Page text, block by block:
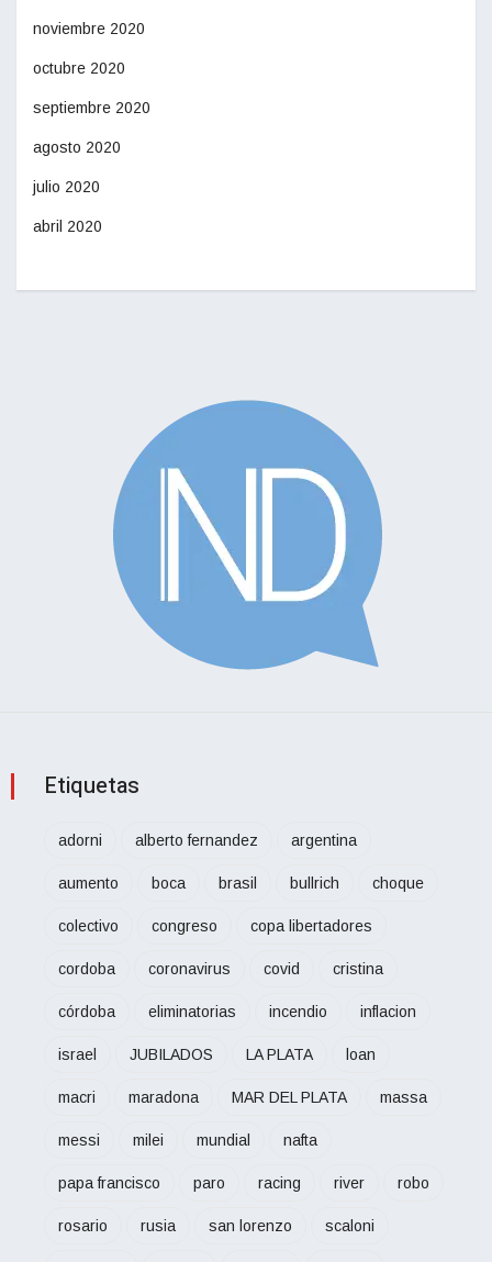
noviembre 2020
octubre 2020
septiembre 2020
agosto 2020
julio 2020
abril 2020
Etiquetas
adorni alberto fernandez argentina
aumento boca brasil bullrich choque
colectivo congreso copa libertadores
cordoba coronavirus covid cristina
córdoba eliminatorias incendio inflacion
israel JUBILADOS LA PLATA loan
macri maradona MAR DEL PLATA massa
messi milei mundial nafta
papa francisco paro racing river robo
rosario rusia san lorenzo scaloni